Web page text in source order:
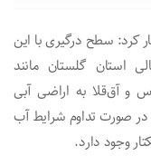
کرد: سطح درگیری با این
استان گلستان مانند
و آق‌قلا به اراضی آبی
صورت تداوم شرایط آب